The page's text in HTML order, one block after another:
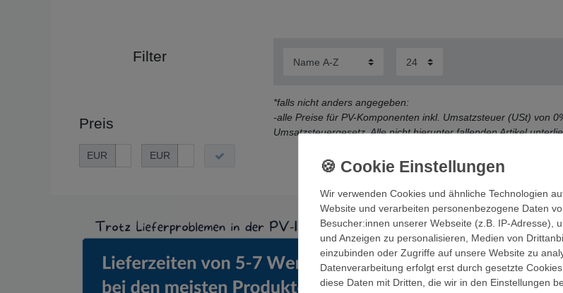
Filter
Preis
EUR EUR
*falls nicht anders angegeben:
-alle Preise für PV-Komponenten inkl. Umsatzsteuer (USt) von
Umsatzsteuergesetz. Alle nicht hierunter fallenden Artikel
Die Karte kann
akzeptieren Sie
Wir verwenden Cookies und ähnliche Technologien
Website und verarbeiten personenbezogene Daten
Besucher:innen unserer Webseite (z.B. IP-Adresse),
und Anzeigen zu personalisieren, Medien von
einzubinden oder Zugriffe auf unsere Website zu
Datenverarbeitung erfolgt erst durch gesetzte
diese Daten mit Dritten, die wir in den Einstellungen